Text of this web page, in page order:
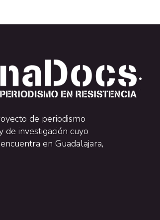
.
.
de periodismo
de investigación cuyo
en Guadalajara,